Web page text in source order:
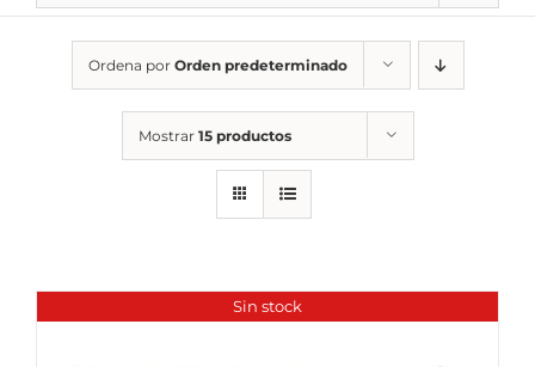
Ordena por Orden predeterminado
Mostrar 15 productos
Sin stock